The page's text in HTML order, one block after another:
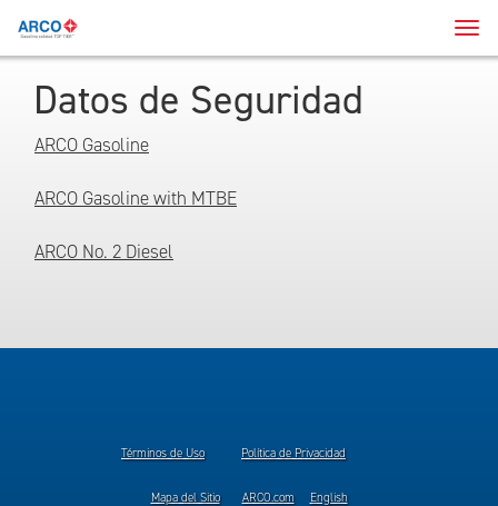
de
Datos de Seguridad
ARCO Gasoline
ARCO Gasoline with MTBE
ARCO No. 2 Diesel
Términos de Uso Política de Privacidad
Mapa del Sitio ARCO.com English